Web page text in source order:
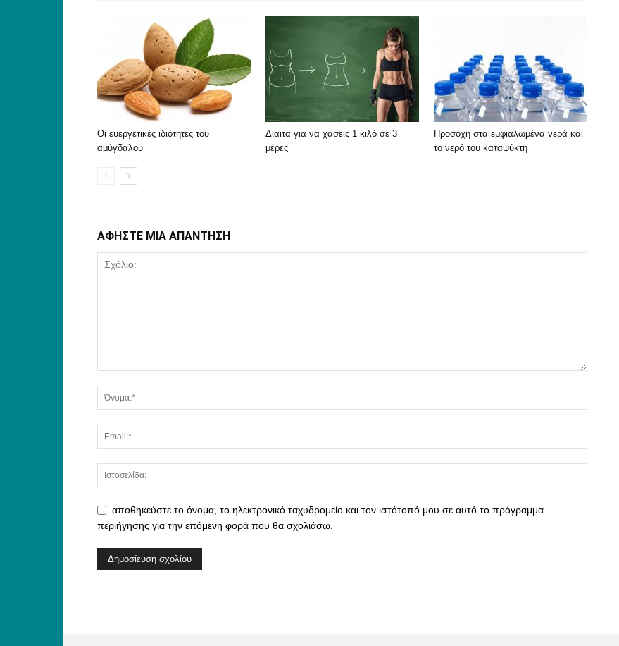
Οι ευεργετικές ιδιότητες του
αμύγδαλου
Δίαιτα για να χάσεις 1 κιλό σε 3
μέρες
Προσοχή στα εμφιαλωμένα νερά και
το νερό του καταψύκτη
ΑΦΗΣΤΕ ΜΙΑ ΑΠΑΝΤΗΣΗ
αποθηκεύστε το όνομα, το ηλεκτρονικό ταχυδρομείο και τον ιστότοπό μου σε αυτό το πρόγραμμα
περιήγησης για την επόμενη φορά που θα σχολιάσω.